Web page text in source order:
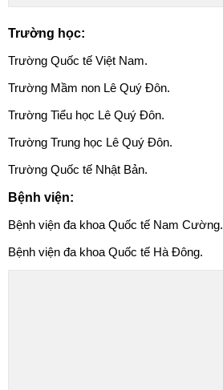
Trường học:
Trường Quốc tế Việt Nam.
Trường Mầm non Lê Quý Đôn.
Trường Tiểu học Lê Quý Đôn.
Trường Trung học Lê Quý Đôn.
Trường Quốc tế Nhật Bản.
Bệnh viện:
Bệnh viện đa khoa Quốc tế Nam Cường.
Bệnh viện đa khoa Quốc tế Hà Đông.